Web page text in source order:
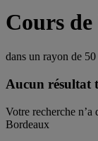
Cours
dans un rayon de
Aucun résultat
Votre recherche
Bordeaux